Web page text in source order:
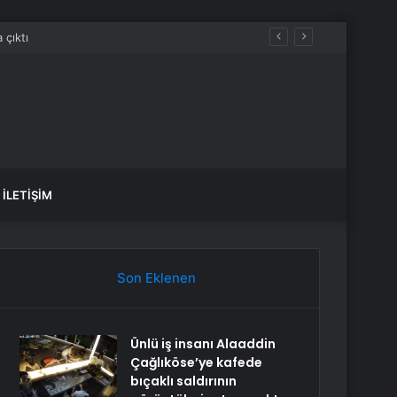
İLETIŞIM
Son Eklenen
Ünlü iş insanı Alaaddin
Çağlıköse’ye kafede
bıçaklı saldırının